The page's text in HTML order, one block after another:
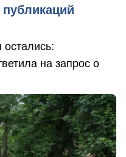
на запрос о